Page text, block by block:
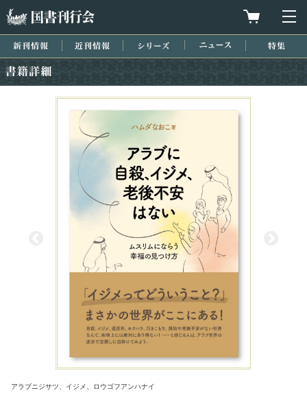
買物カゴを
新刊情報 近刊情報 シリーズ ニュース
アラブニジサツ、イジメ、ロウゴフアンハナイ